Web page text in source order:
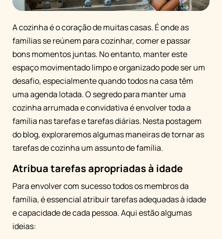
A cozinha é o coração de muitas casas. É onde as
famílias se reúnem para cozinhar, comer e passar
bons momentos juntas. No entanto, manter este
espaço movimentado limpo e organizado pode ser um
desafio, especialmente quando todos na casa têm
uma agenda lotada. O segredo para manter uma
cozinha arrumada e convidativa é envolver toda a
família nas tarefas e tarefas diárias. Nesta postagem
do blog, exploraremos algumas maneiras de tornar as
tarefas de cozinha um assunto de família.
Atribua tarefas apropriadas à idade
Para envolver com sucesso todos os membros da
família, é essencial atribuir tarefas adequadas à idade
e capacidade de cada pessoa. Aqui estão algumas
ideias: